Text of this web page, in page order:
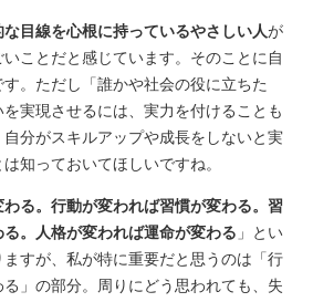
な目線を心根に持っているやさしい人が
ことだと感じています。そのことに自
。ただし「誰かや社会の役に立ちた
実現させるには、実力を付けることも
分がスキルアップや成長をしないと実
知っておいてほしいですね。
る。行動が変われば習慣が変わる。習
。人格が変われば運命が変わる 」とい
すが、私が特に重要だと思うのは「行
」の部分。周りにどう思われても、失